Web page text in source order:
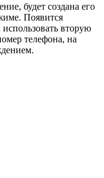
будет создана его
Появится
вторую
телефона, на